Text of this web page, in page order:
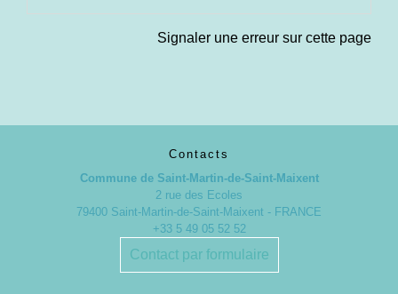
Signaler une erreur sur cette page
Contacts
Commune de Saint-Martin-de-Saint-Maixent
2 rue des Ecoles
79400 Saint-Martin-de-Saint-Maixent - FRANCE
+33 5 49 05 52 52
Contact par formulaire